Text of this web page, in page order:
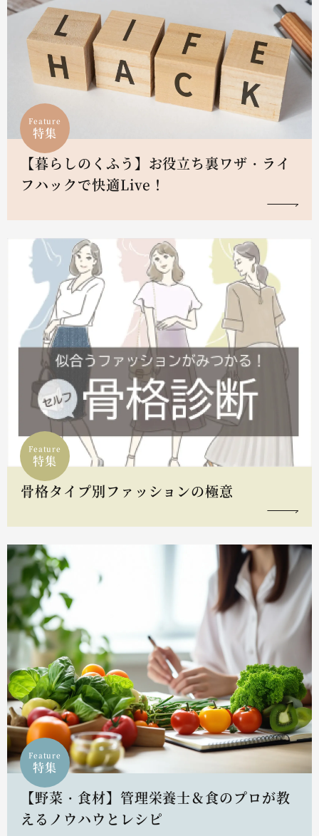
Feature
特集
【暮らしのくふう】お役立ち裏ワザ・ライ
フハックで快適Live！
Feature
特集
骨格タイプ別ファッションの極意
Feature
特集
【野菜・食材】管理栄養士＆食のプロが教
えるノウハウとレシピ